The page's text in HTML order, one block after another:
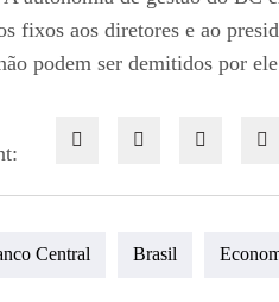
fixos aos diretores e ao
podem ser demitidos por
Central Brasil